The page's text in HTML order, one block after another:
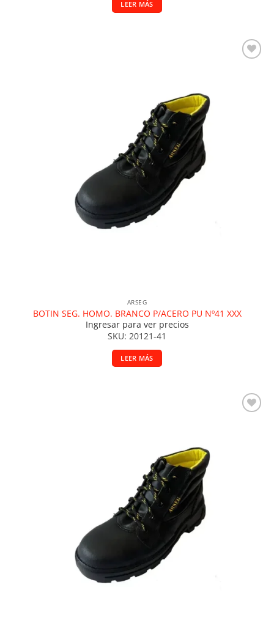
LEER MÁS
ARSEG
BOTIN SEG. HOMO. BRANCO P/ACERO PU Nº41 XXX
Ingresar para ver precios
SKU: 20121-41
LEER MÁS